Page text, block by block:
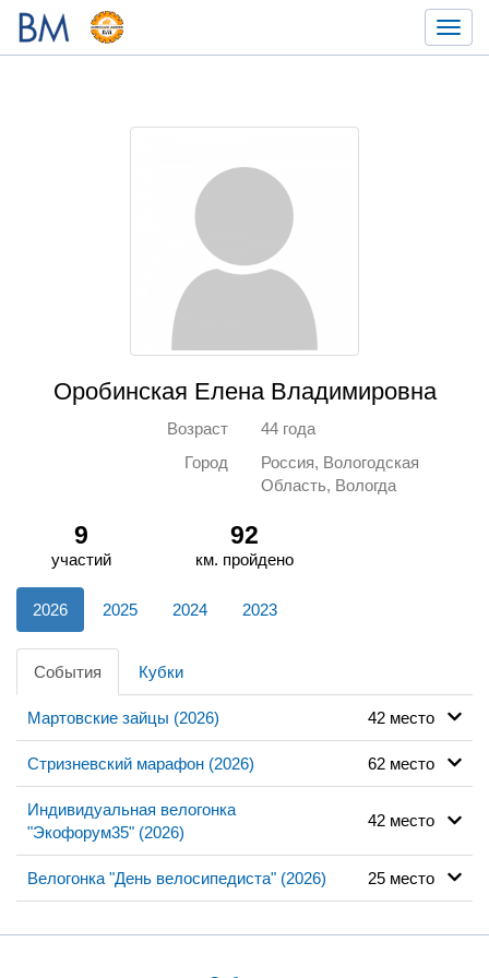
Оробинская Елена Владимировна
Возраст
44 года
Город
Россия, Вологодская
Область, Вологда
9
участий
92
км. пройдено
2026 2025 2024 2023
События Кубки
Мартовские зайцы (2026) 42 место
Стризневский марафон (2026) 62 место
Индивидуальная велогонка
"Экофорум35" (2026)
42 место
Велогонка "День велосипедиста" (2026) 25 место